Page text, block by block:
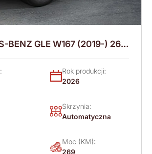
BENZ GLE W167 (2019-) 269
Rok produkcji:
2026
Skrzynia:
Automatyczna
Moc (KM):
269